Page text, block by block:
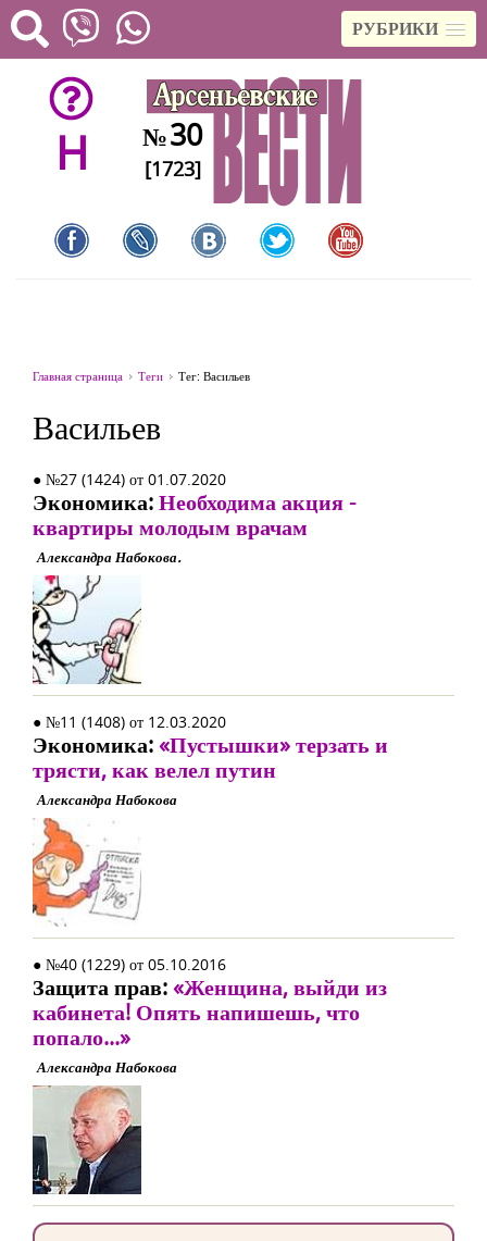
РУБРИКИ
H №30
[1723]
Главная страница Теги Тег: Васильев
Васильев
● №27 (1424) от 01.07.2020
Экономика:Необходима акция -
квартиры молодым врачам
Александра Набокова.
● №11 (1408) от 12.03.2020
Экономика:«Пустышки» терзать и
трясти, как велел путин
Александра Набокова
● №40 (1229) от 05.10.2016
Защита прав:«Женщина, выйди из
кабинета! Опять напишешь, что
попало...»
Александра Набокова